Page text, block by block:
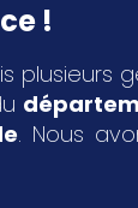
!
plusieurs
. Nous